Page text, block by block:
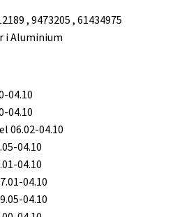
, 9473205 , 61434975
i Aluminium
04.10
04.10
06.02-04.10
04.10
04.10
04.10
04.10